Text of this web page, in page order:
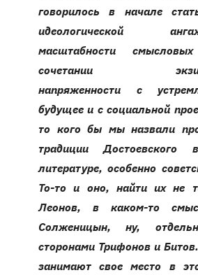
говорилось в начале
идеологической
масштабности смысловых
сочетании
напряженности с
будущее и с социальной
то кого бы мы назвали
традиции Достоевского
литературе, особенно
То-то и оно, найти их не
Леонов, в каком-то
Солженицын, ну,
сторонами Трифонов и
занимают свое место в